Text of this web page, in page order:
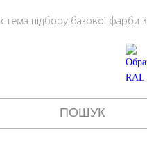
підбору базової фарби